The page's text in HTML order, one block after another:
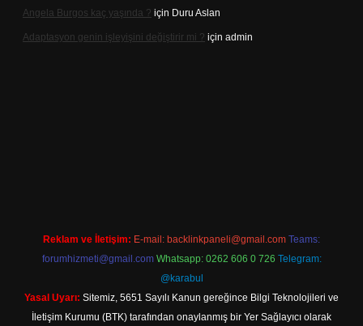
Angela Burgos kaç yaşında ? için Duru Aslan
Adaptasyon genin işleyişini değiştirir mi ? için admin
Reklam ve İletişim: E-mail: backlinkpaneli@gmail.com Teams:
forumhizmeti@gmail.com Whatsapp: 0262 606 0 726 Telegram:
@karabul
Yasal Uyarı: Sitemiz, 5651 Sayılı Kanun gereğince Bilgi Teknolojileri ve
İletişim Kurumu (BTK) tarafından onaylanmış bir Yer Sağlayıcı olarak